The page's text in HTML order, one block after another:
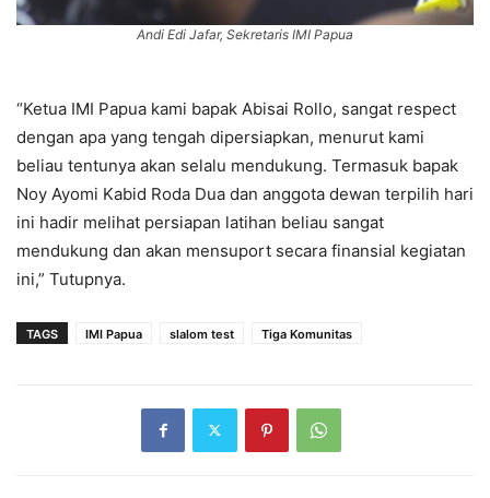
Andi Edi Jafar, Sekretaris IMI Papua
“Ketua IMI Papua kami bapak Abisai Rollo, sangat respect
dengan apa yang tengah dipersiapkan, menurut kami
beliau tentunya akan selalu mendukung. Termasuk bapak
Noy Ayomi Kabid Roda Dua dan anggota dewan terpilih hari
ini hadir melihat persiapan latihan beliau sangat
mendukung dan akan mensuport secara finansial kegiatan
ini,” Tutupnya.
TAGS IMI Papua slalom test Tiga Komunitas